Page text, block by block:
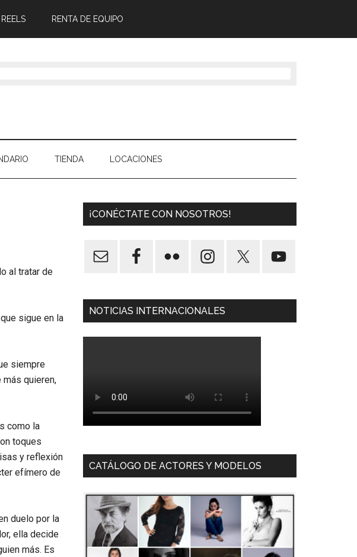
RENTA DE EQUIPO
TIENDA LOCACIONES
al tratar de
sigue en la
siempre
más quieren,
como la
toques
y reflexión
efímero de
duelo por la
ella decide
más. Es
¡CONÉCTATE CON NOSOTROS!
NOTICIAS INTERNACIONALES
CATÁLOGO DE ACTORES Y MODELOS